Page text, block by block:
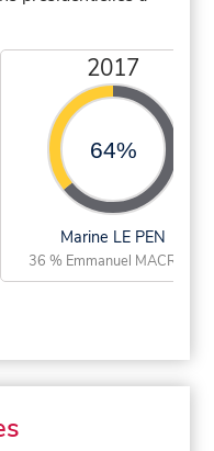
2017
64%
Marine LE PEN
36 % Emmanuel MACRON